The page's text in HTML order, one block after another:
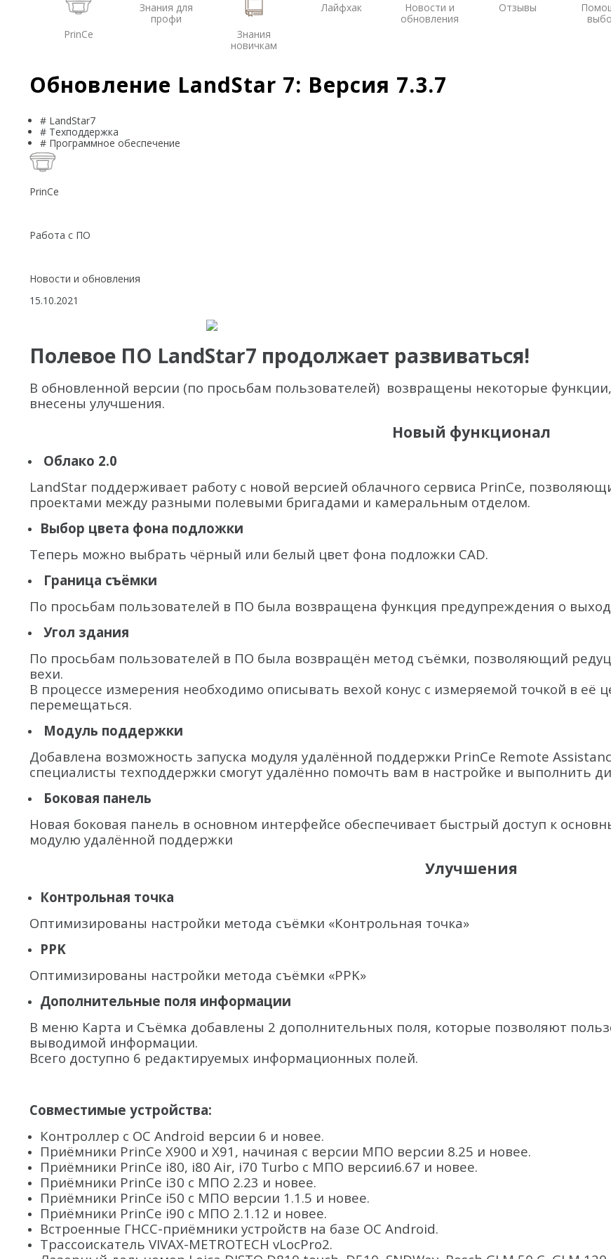
PrinCe
Знания для
профи
Знания
новичкам
Лайфхак
Новости и
обновления
Отзывы
Обновление LandStar 7: Версия 7.3.7
# LandStar7
# Техподдержка
# Программное обеспечение
PrinCe
Работа с ПО
Новости и обновления
15.10.2021
Полевое ПО LandStar7 продолжает развиваться!
В обновленной версии (по просьбам пользователей) возвращены некоторые
внесены улучшения.
Новый функционал
Облако 2.0
LandStar поддерживает работу с новой версией облачного сервиса PrinCe,
проектами между разными полевыми бригадами и камеральным отделом.
Выбор цвета фона подложки
Теперь можно выбрать чёрный или белый цвет фона подложки CAD.
Граница съёмки
По просьбам пользователей в ПО была возвращена функция предупреждения о
Угол здания
По просьбам пользователей в ПО была возвращён метод съёмки, позволяющий
вехи.
В процессе измерения необходимо описывать вехой конус с измеряемой точкой в её
перемещаться.
Модуль поддержки
Добавлена возможность запуска модуля удалённой поддержки PrinCe Remote
специалисты техподдержки смогут удалённо помочть вам в настройке и выполнить
Боковая панель
Новая боковая панель в основном интерфейсе обеспечивает быстрый доступ к
модулю удалённой поддержки
Улучшения
Контрольная точка
Оптимизированы настройки метода съёмки «Контрольная точка»
PPK
Оптимизированы настройки метода съёмки «PPK»
Дополнительные поля информации
В меню Карта и Съёмка добавлены 2 дополнительных поля, которые позволяют
выводимой информации.
Всего доступно 6 редактируемых информационных полей.
Совместимые устройства:
Контроллер с ОС Android версии 6 и новее.
Приёмники PrinCe X900 и X91, начиная с версии МПО версии 8.25 и новее.
Приёмники PrinCe i80, i80 Air, i70 Turbo с МПО версии6.67 и новее.
Приёмники PrinCe i30 с МПО 2.23 и новее.
Приёмники PrinCe i50 с МПО версии 1.1.5 и новее.
Приёмники PrinCe i90 с МПО 2.1.12 и новее.
Встроенные ГНСС-приёмники устройств на базе ОС Android.
Трассоискатель VIVAX-METROTECH vLocPro2.